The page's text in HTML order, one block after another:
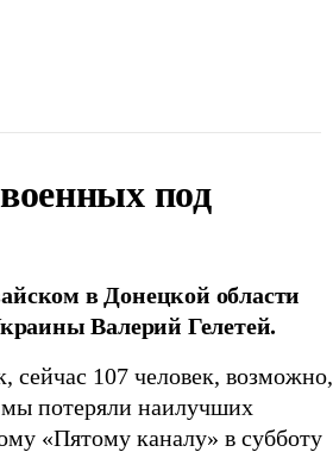
под
в Донецкой области
Валерий Гелетей.
сейчас 107 человек, возможно,
мы потеряли наилучших
«Пятому каналу» в субботу